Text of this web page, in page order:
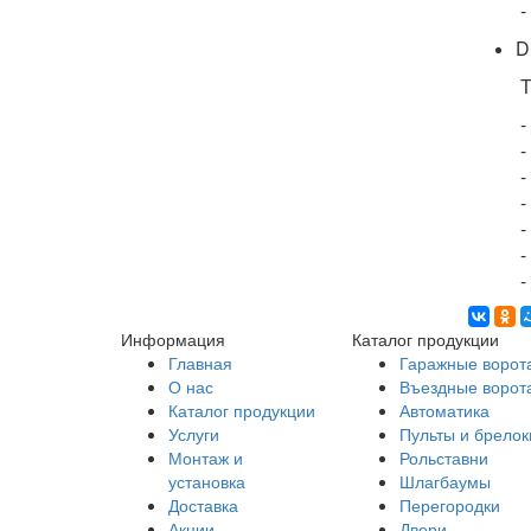
-
-
-
-
-
Информация
Главная
О нас
Каталог продукции
Услуги
Монтаж и
установка
Доставка
Каталог продукции
Гаражные
Въездные
Автоматика
Пульты и
Рольставни
Шлагбаумы
Перегородки